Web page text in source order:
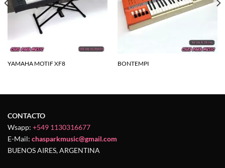
YAMAHA MOTIF XF8 BONTEMPI
CONTACTO
Wsapp: +549 1130316677
E-Mail: chasparkmusic@gmail.com
BUENOS AIRES, ARGENTINA